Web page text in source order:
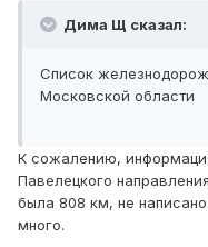
Дима Щ сказал:
Список
Московской области
К сожалению,
Павелецкого
была 808 км, не
много.